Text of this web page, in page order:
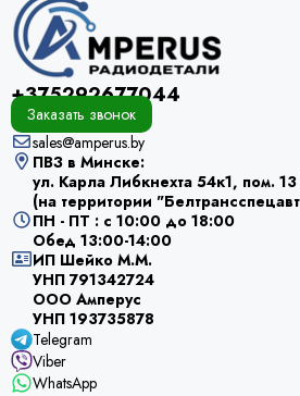
+375292677044
Заказать звонок
sales@amperus.by
ПВЗ в Минске:
ул. Карла Либкнехта 54к1, пом.
(на территории
ПН - ПТ : с 10:00 до 18:00
Обед 13:00-14:00
ИП Шейко М.М.
УНП 791342724
ООО Амперус
УНП 193735878
Telegram
Viber
WhatsApp